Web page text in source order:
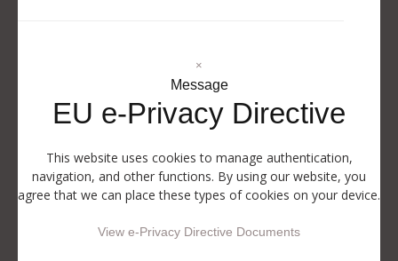
×
Message
EU e-Privacy Directive
This website uses cookies to manage authentication,
navigation, and other functions. By using our website, you
agree that we can place these types of cookies on your device.
View e-Privacy Directive Documents